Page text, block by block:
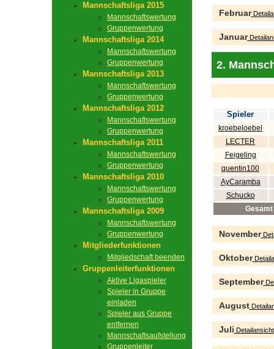
Mannschaftsliga 2015
Mannschaftswertung
Gruppenwertung
Mannschaftsliga 2014
Mannschaftswertung
Gruppenwertung
Mannschaftsliga 2013
Mannschaftswertung
Gruppenwertung
Mannschaftsliga 2012
Mannschaftswertung
Gruppenwertung
Mannschaftsliga 2011
Mannschaftswertung
Gruppenwertung
Mannschaftsliga 2010
Mannschaftswertung
Gruppenwertung
Mannschaftsliga 2009
Mannschaftswertung
Gruppenwertung
Mitgliederfunktionen
Mitgliedschaft beenden
Gruppenleiterfunktionen
Aktive Ligaspieler
Spieler in Gruppe
einladen
Spieler aus Gruppe
entfernen
Mannschaftsaufstellung
Gruppenleiter
Februar
Januar
2.
Spieler
kroebeloebel
LECTER
Feigeling
quentin100
AyCaramba
Schucko
Gesamt
November
Oktober
September
August
Juli Detailansicht